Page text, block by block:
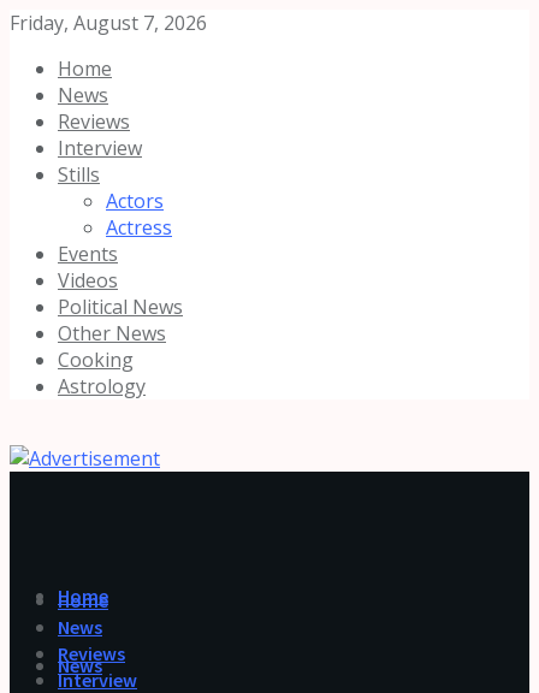
Friday, August 7, 2026
Home
News
Reviews
Interview
Stills
Actors
Actress
Events
Videos
Political News
Other News
Cooking
Astrology
Home
News
Home
News
Reviews
Interview